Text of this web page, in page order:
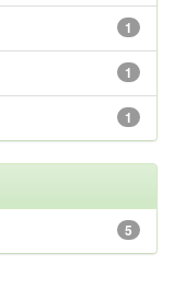
1
1
1
5